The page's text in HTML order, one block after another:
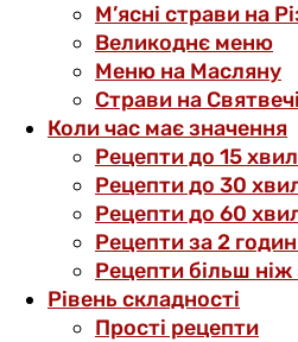
М’ясні страви на
Великоднє меню
Меню на Масляну
Страви на
Коли час має значення
Рецепти до 15
Рецепти до 30
Рецепти до 60
Рецепти за 2
Рецепти більш ніж
Рівень складності
Прості рецепти